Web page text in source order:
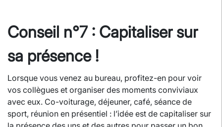
Conseil n°7 : Capitaliser sur
sa présence !
Lorsque vous venez au bureau, profitez-en pour voir
vos collègues et organiser des moments conviviaux
avec eux. Co-voiturage, déjeuner, café, séance de
sport, réunion en présentiel : l’idée est de capitaliser sur